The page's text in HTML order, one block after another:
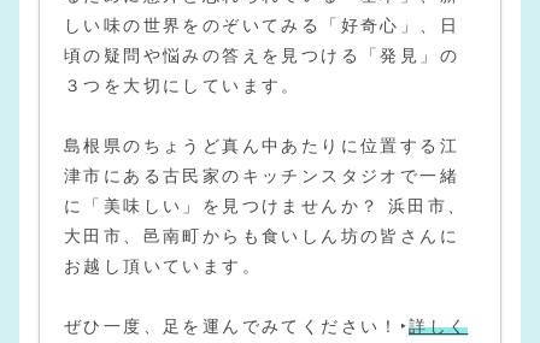
しい味の世界をのぞいてみる「好奇心」、日
頃の疑問や悩みの答えを見つける「発見」の
３つを大切にしています。
島根県のちょうど真ん中あたりに位置する江
津市にある古民家のキッチンスタジオで一緒
に「美味しい」を見つけませんか？ 浜田市、
大田市、邑南町からも食いしん坊の皆さんに
お越し頂いています。
ぜひ一度、足を運んでみてください！‣詳しく